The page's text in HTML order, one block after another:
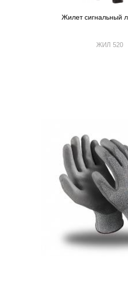
Жилет сигнальный
ЖИЛ 520